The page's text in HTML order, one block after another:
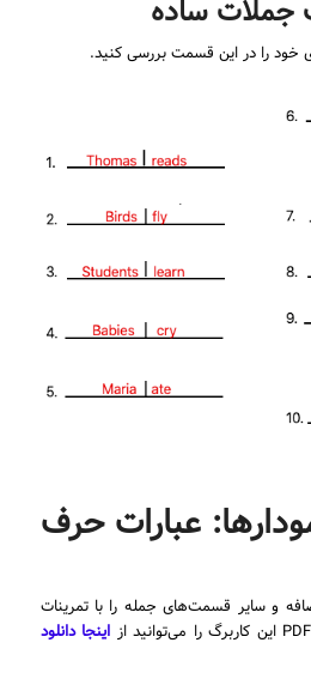
جملات ساده
را در این قسمت بررسی کنید.
عبارات حرف
و سایر قسمت‌های جمله را با تمرینات
اینجا دانلود